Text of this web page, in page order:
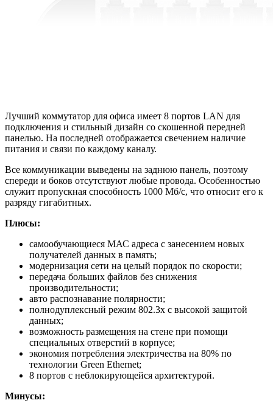
Лучший коммутатор для офиса имеет 8 портов LAN для
подключения и стильный дизайн со скошенной передней
панелью. На последней отображается свечением наличие
питания и связи по каждому каналу.
Все коммуникации выведены на заднюю панель, поэтому
спереди и боков отсутствуют любые провода. Особенностью
служит пропускная способность 1000 Мб/с, что относит его к
разряду гигабитных.
Плюсы:
самообучающиеся МАС адреса с занесением новых
получателей данных в память;
модернизация сети на целый порядок по скорости;
передача больших файлов без снижения
производительности;
авто распознавание полярности;
полнодуплексный режим 802.3х с высокой защитой
данных;
возможность размещения на стене при помощи
специальных отверстий в корпусе;
экономия потребления электричества на 80% по
технологии Green Ethernet;
8 портов с неблокирующейся архитектурой.
Минусы: